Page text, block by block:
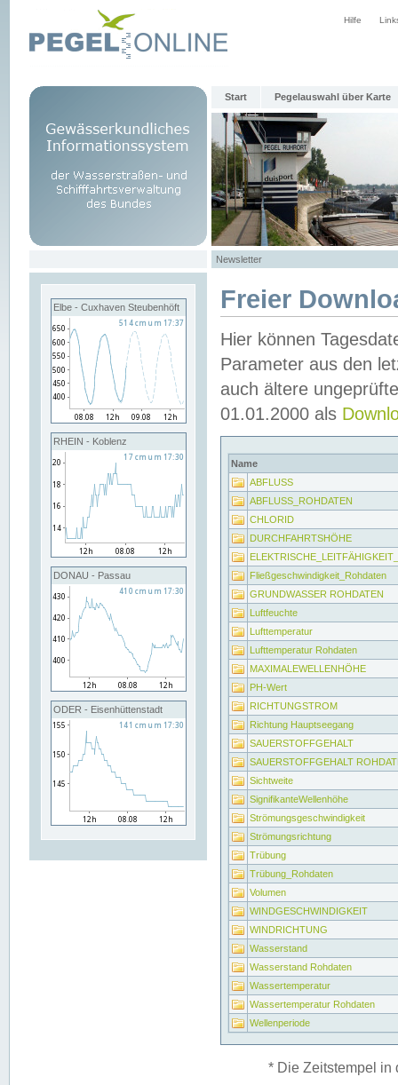
Hilfe
Start Pegelauswahl über Karte
Newsletter
Elbe - Cuxhaven Steubenhöft
RHEIN - Koblenz
DONAU - Passau
ODER - Eisenhüttenstadt
Freier
Hier können
Parameter aus den
auch ältere
01.01.2000 als
Name
ABFLUSS
ABFLUSS_ROHDATEN
CHLORID
DURCHFAHRTSHÖHE
Fließgeschwindigkeit_Rohdaten
GRUNDWASSER ROHDATEN
Luftfeuchte
Lufttemperatur
Lufttemperatur Rohdaten
MAXIMALEWELLENHÖHE
PH-Wert
RICHTUNGSTROM
Richtung Hauptseegang
SAUERSTOFFGEHALT
SAUERSTOFFGEHALT
Sichtweite
SignifikanteWellenhöhe
Strömungsgeschwindigkeit
Strömungsrichtung
Trübung
Trübung_Rohdaten
Volumen
WINDGESCHWINDIGKEIT
WINDRICHTUNG
Wasserstand
Wasserstand Rohdaten
Wassertemperatur
Wassertemperatur Rohdaten
Wellenperiode
* Die Zeitstempel in